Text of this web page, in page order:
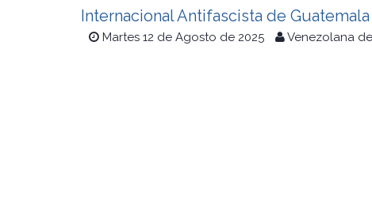
Internacional Antifascista de
Martes 12 de Agosto de 2025 Venezolana